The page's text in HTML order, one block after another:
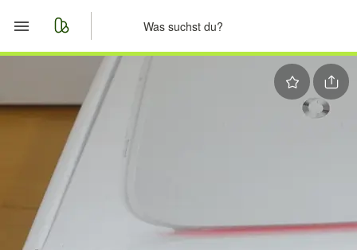
Merkliste
Nachrichten
Anzeige aufgeben